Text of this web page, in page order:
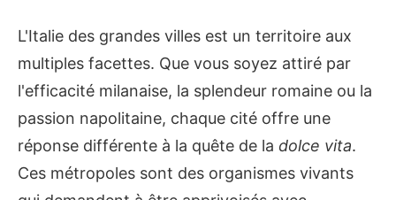
L'Italie des grandes villes est un territoire aux
multiples facettes. Que vous soyez attiré par
l'efficacité milanaise, la splendeur romaine ou la
passion napolitaine, chaque cité offre une
réponse différente à la quête de la dolce vita.
Ces métropoles sont des organismes vivants